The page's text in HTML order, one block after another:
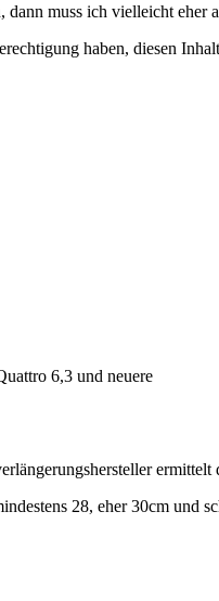
muss ich vielleicht eher
haben, diesen
6,3 und neuere
28, eher 30cm und